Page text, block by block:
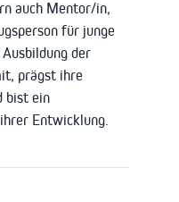
auch Mentor/in,
für junge
der
prägst ihre
bist ein
Entwicklung.